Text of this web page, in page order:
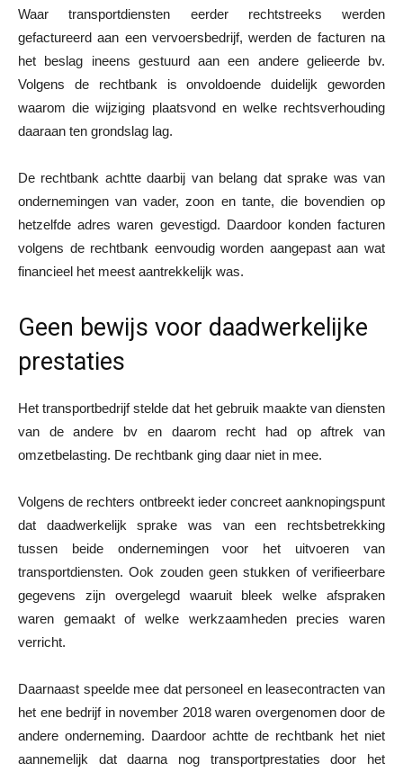
Waar transportdiensten eerder rechtstreeks werden
gefactureerd aan een vervoersbedrijf, werden de facturen na
het beslag ineens gestuurd aan een andere gelieerde bv.
Volgens de rechtbank is onvoldoende duidelijk geworden
waarom die wijziging plaatsvond en welke rechtsverhouding
daaraan ten grondslag lag.
De rechtbank achtte daarbij van belang dat sprake was van
ondernemingen van vader, zoon en tante, die bovendien op
hetzelfde adres waren gevestigd. Daardoor konden facturen
volgens de rechtbank eenvoudig worden aangepast aan wat
financieel het meest aantrekkelijk was.
Geen bewijs voor daadwerkelijke
prestaties
Het transportbedrijf stelde dat het gebruik maakte van diensten
van de andere bv en daarom recht had op aftrek van
omzetbelasting. De rechtbank ging daar niet in mee.
Volgens de rechters ontbreekt ieder concreet aanknopingspunt
dat daadwerkelijk sprake was van een rechtsbetrekking
tussen beide ondernemingen voor het uitvoeren van
transportdiensten. Ook zouden geen stukken of verifieerbare
gegevens zijn overgelegd waaruit bleek welke afspraken
waren gemaakt of welke werkzaamheden precies waren
verricht.
Daarnaast speelde mee dat personeel en leasecontracten van
het ene bedrijf in november 2018 waren overgenomen door de
andere onderneming. Daardoor achtte de rechtbank het niet
aannemelijk dat daarna nog transportprestaties door het